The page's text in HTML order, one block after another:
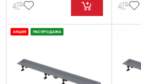
АКЦИЯ РАСПРОДАЖА